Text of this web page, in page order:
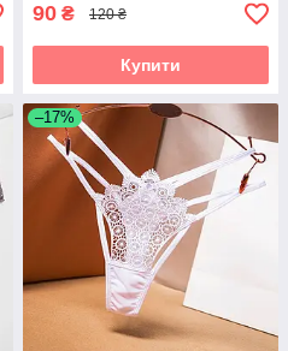
90 ₴ 120 ₴
Купити
–17%